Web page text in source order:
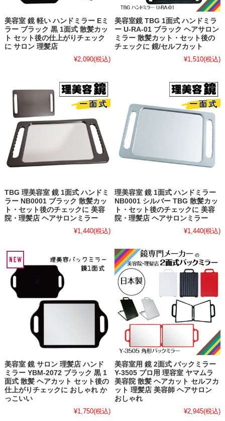
美容室 鏡 軽い ハンドミラー Eミ
ラー ブラック 黒 1面式 散髪カッ
ト セット後の仕上がりチェック
に サロン 理髪店
¥2,090(税込)
美容室鏡 TBG 1面式 ハンドミラ
ー U-RA-01 ブラック ヘアサロン
ミラー 散髪カット・セット後の
チェックに 鏡/セルフカット
¥1,510(税込)
TBG 理美容室 鏡 1面式 ハンドミ
ラー NB0001 ブラック 散髪カッ
ト・セット後のチェックに 美容
院・理髪店 ヘアサロンミラー
¥1,440(税込)
理美容室 鏡 1面式 ハンドミラー
NB0001 シルバー TBG 散髪カッ
ト・セット後のチェックに 美容
院・理髪店 ヘアサロンミラー
¥1,440(税込)
美容室 鏡 サロン 理髪店 ハンド
ミラー YBM-2072 ブラック 黒 1
面式 散髪 ヘアカット セット後の
仕上がりチェックに おしゃれ か
っこいい
¥1,750(税込)
美容室用 鏡 2面式 バックミラー
Y-3505 プロ用 理容室 ヤマムラ
美容院 散髪 ヘアカット セルフカ
ット 理髪店 美容師 ヘアサロン
おしゃれ
¥2,945(税込)